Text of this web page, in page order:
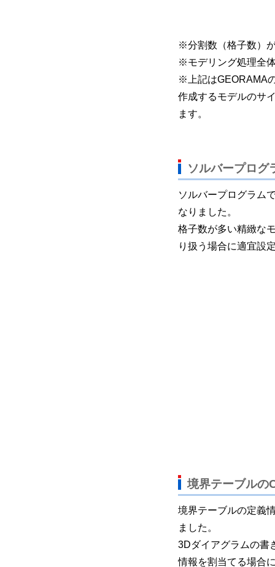
※分割数（格子数）
※モデリング処理全
※上記はGEORAMA
作成するモデルのサ
ます。
ソルバープログ
ソルバープログラム
なりました。
格子数が多い精緻な
り扱う場合に適宜設
境界テーブルの
境界テーブルの定義
ました。
3Dダイアグラムの書
情報を割当てる場合